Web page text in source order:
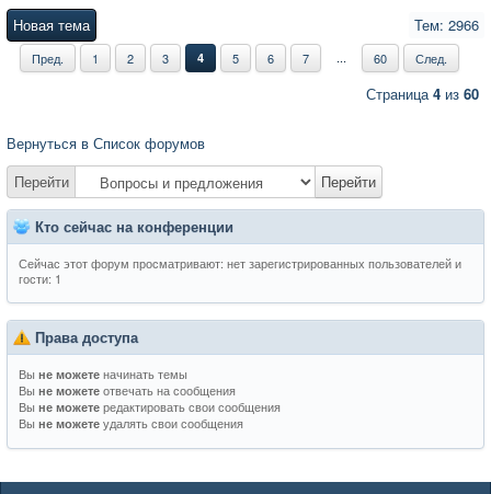
Новая тема Тем: 2966
Пред. 1 2 3 4 5 6 7 ... 60 След.
Страница4 из 60
Вернуться в Список форумов
Перейти
Перейти
Кто сейчас на конференции
Сейчас этот форум просматривают: нет зарегистрированных пользователей и
гости: 1
Права доступа
Вы не можете начинать темы
Вы не можете отвечать на сообщения
Вы не можете редактировать свои сообщения
Вы не можете удалять свои сообщения